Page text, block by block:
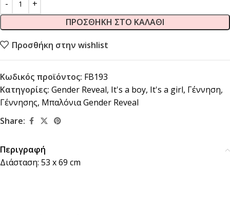
ΠΡΟΣΘΉΚΗ ΣΤΟ ΚΑΛΆΘΙ
Προσθήκη στην wishlist
Κωδικός προϊόντος: FB193
Κατηγορίες: Gender Reveal, It's a boy, It's a girl, Γέννηση,
Γέννησης, Μπαλόνια Gender Reveal
Share:
Περιγραφή
Διάσταση: 53 x 69 cm